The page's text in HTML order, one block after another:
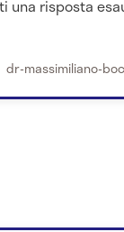
una risposta
dr-massimiliano-